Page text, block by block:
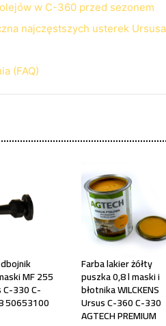
w C-360 przed sezonem
najczęstszych usterek
(FAQ)
MF 255
330 C-
50653100
Farba lakier żółty
puszka 0,8 l maski i
błotnika WILCKENS
Ursus C-360 C-330
AGTECH PREMIUM